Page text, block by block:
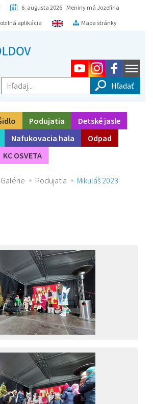
6. augusta 2026 Meniny má Jozefína
aplikácia Mapa stránky
Hľadaj...
Podujatia
Detské jasle
Nafukovacia hala
Odpad
KC OSVETA
Galérie Podujatia Mikuláš 2023